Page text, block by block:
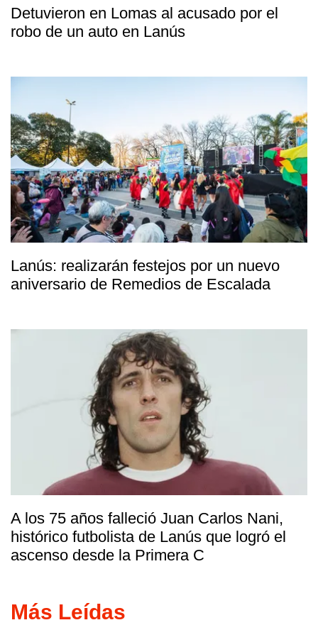
Detuvieron en Lomas al acusado por el
robo de un auto en Lanús
Lanús: realizarán festejos por un nuevo
aniversario de Remedios de Escalada
A los 75 años falleció Juan Carlos Nani,
histórico futbolista de Lanús que logró el
ascenso desde la Primera C
Más Leídas